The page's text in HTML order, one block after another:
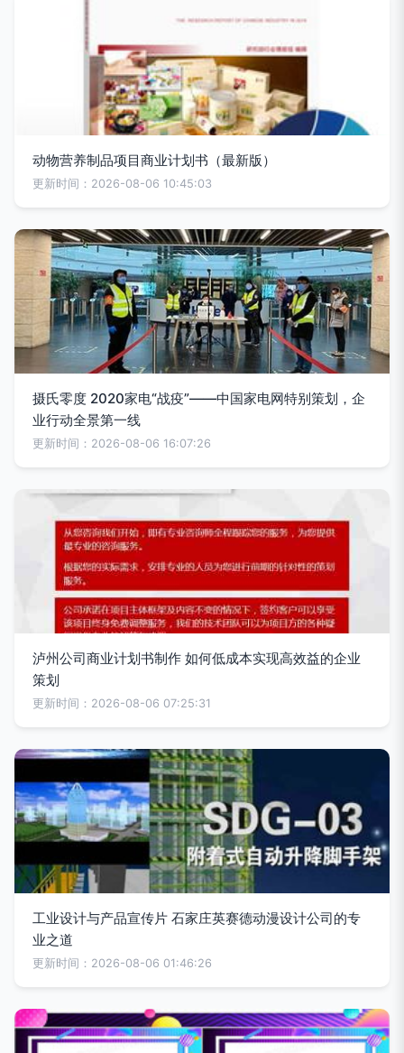
动物营养制品项目商业计划书（最新版）
更新时间：2026-08-06 10:45:03
摄氏零度 2020家电“战疫”——中国家电网特别策划，企
业行动全景第一线
更新时间：2026-08-06 16:07:26
泸州公司商业计划书制作 如何低成本实现高效益的企业
策划
更新时间：2026-08-06 07:25:31
工业设计与产品宣传片 石家庄英赛德动漫设计公司的专
业之道
更新时间：2026-08-06 01:46:26